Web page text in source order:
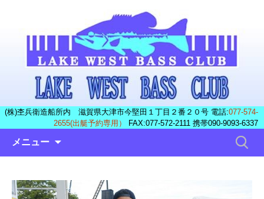
(株)杢兵衛造船所内 滋賀県大津市今堅田１丁目２番２０号 電話:077-574-
2655(出艇予約専用）
FAX:077-572-2111 携帯090-9093-6337
メニュー
ツ
検
索: